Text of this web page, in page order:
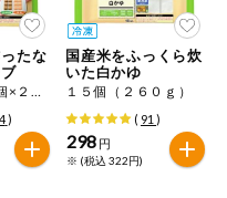
かに くるみ
いか
カシューナッツ
たな
１２０ｇ（６個×２種）
)
国産米をふっくら炊
いた白かゆ
１５個（２６０ｇ）
( 91 )
298 円
※ (税込 322円)